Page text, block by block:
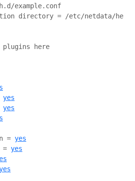
example.conf
directory = /etc/netdata/
plugins here
yes
yes
=
yes
=
yes